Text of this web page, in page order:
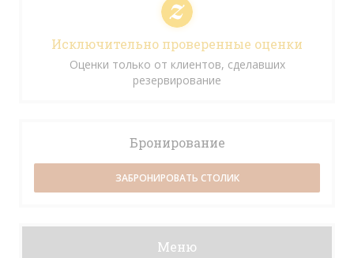
Исключительно проверенные оценки
Оценки только от клиентов, сделавших
резервирование
Бронирование
ЗАБРОНИРОВАТЬ СТОЛИК
Меню